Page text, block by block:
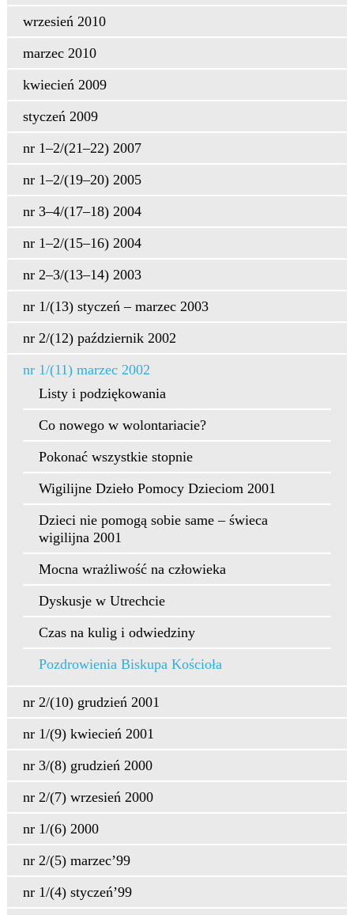
wrzesień 2010
marzec 2010
kwiecień 2009
styczeń 2009
nr 1–2/(21–22) 2007
nr 1–2/(19–20) 2005
nr 3–4/(17–18) 2004
nr 1–2/(15–16) 2004
nr 2–3/(13–14) 2003
nr 1/(13) styczeń – marzec 2003
nr 2/(12) październik 2002
nr 1/(11) marzec 2002
Listy i podziękowania
Co nowego w wolontariacie?
Pokonać wszystkie stopnie
Wigilijne Dzieło Pomocy Dzieciom 2001
Dzieci nie pomogą sobie same – świeca
wigilijna 2001
Mocna wrażliwość na człowieka
Dyskusje w Utrechcie
Czas na kulig i odwiedziny
Pozdrowienia Biskupa Kościoła
nr 2/(10) grudzień 2001
nr 1/(9) kwiecień 2001
nr 3/(8) grudzień 2000
nr 2/(7) wrzesień 2000
nr 1/(6) 2000
nr 2/(5) marzec’99
nr 1/(4) styczeń’99